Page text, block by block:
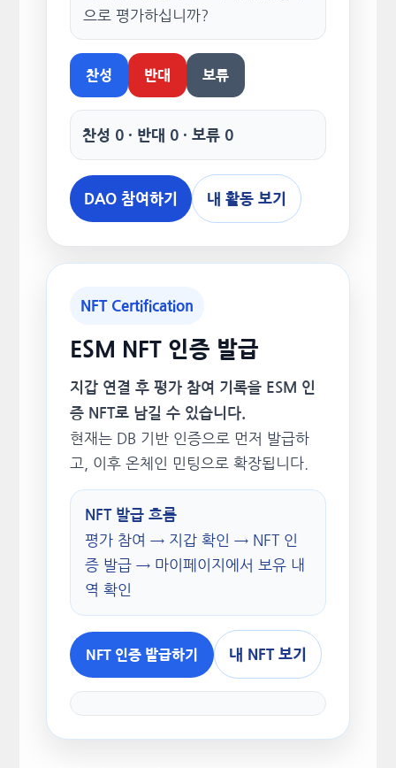
으로 평가하십니까?
찬성 반대 보류
찬성 0 · 반대 0 · 보류 0
DAO 참여하기 내 활동 보기
NFT Certification
ESM NFT 인증 발급
지갑 연결 후 평가 참여 기록을 ESM 인
증 NFT로 남길 수 있습니다.
현재는 DB 기반 인증으로 먼저 발급하
고, 이후 온체인 민팅으로 확장됩니다.
NFT 발급 흐름
평가 참여 → 지갑 확인 → NFT 인
증 발급 → 마이페이지에서 보유 내
역 확인
NFT 인증 발급하기 내 NFT 보기